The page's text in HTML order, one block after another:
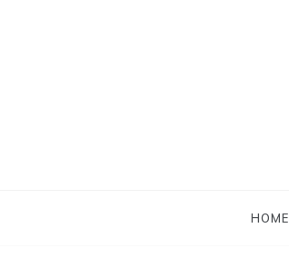
HOME